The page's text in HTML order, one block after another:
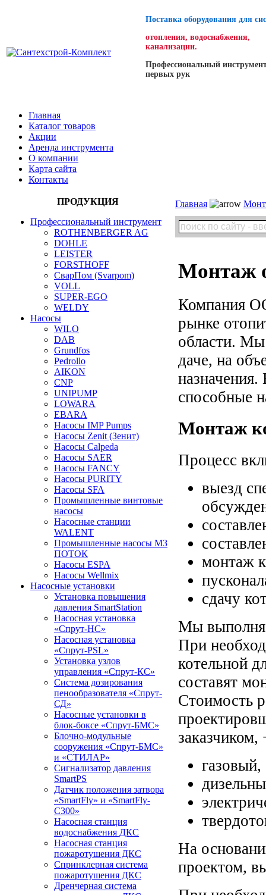
Поставка оборудования для
отопления, водоснабжения,
канализации.
Профессиональный
первых рук
Главная
Каталог товаров
Акции
Аренда инструмента
О компании
Карта сайта
Контакты
ПРОДУКЦИЯ
Профессиональный инструмент
ROTHENBERGER AG
DOHLE
LEISTER
FORSTHOFF
СварПом (Svarpom)
VOLL
SUPER-EGO
WELDY
Насосы
WILO
DAB
Grundfos
Pedrollo
AIKON
CNP
UNIPUMP
LOWARA
EBARA
Насосы IMP Pumps
Насосы Zenit (Зенит)
Насосы Calpeda
Насосы SAER
Насосы FANCY
Насосы PURITY
Насосы SFA
Промышленные винтовые
насосы
Насосные станции
WALENT
Промышленные насосы МЗ
ПОТОК
Насосы ESPA
Насосы Wellmix
Насосные установки
Установка повышения
давления SmartStation
Насосная установка
«Спрут-НС»
Насосная установка
«Спрут-PSL»
Установка узлов
управления «Спрут-КС»
Система дозирования
пенообразователя «Спрут-
СД»
Насосные установки в
блок-боксе «Спрут-БМС»
Блочно-модульные
сооружения «Спрут-БМС»
и «СТИЛАР»
Сигнализатор давления
SmartPS
Датчик положения затвора
«SmartFly» и «SmartFly-
С300»
Насосная станция
водоснабжения ДКС
Насосная станция
пожаротушения ДКС
Спринклерная система
пожаротушения ДКС
Дренчерная система
Главная
Монтаж
Компания
рынке
области.
даче, на
способные
Монтаж
Процесс
выезд
монтаж
сдачу
Мы
При
котельной
составят
Стоимость
заказчиком,
газовый,
На
проектом,